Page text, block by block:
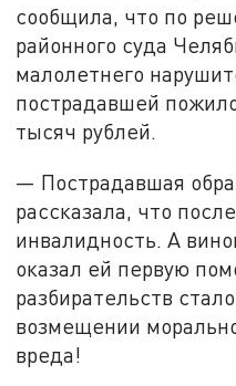
сообщила, что по
районного суда
малолетнего
пострадавшей
тысяч рублей.
— Пострадавшая
рассказала, что
инвалидность. А
оказал ей первую
разбирательств
возмещении
вреда!